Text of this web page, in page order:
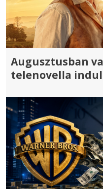
Augusztusban
telenovella indul